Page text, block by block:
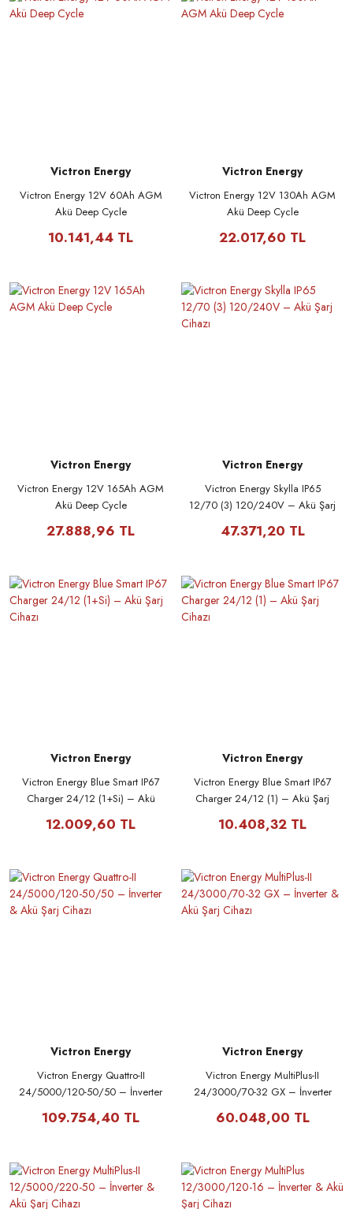
Victron Energy
Victron Energy 12V 60Ah AGM
Akü Deep Cycle
10.141,44 TL
Victron Energy
Victron Energy 12V 130Ah AGM
Akü Deep Cycle
22.017,60 TL
Victron Energy
Victron Energy 12V 165Ah AGM
Akü Deep Cycle
27.888,96 TL
Victron Energy
Victron Energy Skylla IP65
12/70 (3) 120/240V – Akü Şarj
47.371,20 TL
Victron Energy
Victron Energy Blue Smart IP67
Charger 24/12 (1+Si) – Akü
12.009,60 TL
Victron Energy
Victron Energy Blue Smart IP67
Charger 24/12 (1) – Akü Şarj
10.408,32 TL
Victron Energy
Victron Energy Quattro-II
24/5000/120-50/50 – İnverter
109.754,40 TL
Victron Energy
Victron Energy MultiPlus-II
24/3000/70-32 GX – İnverter
60.048,00 TL